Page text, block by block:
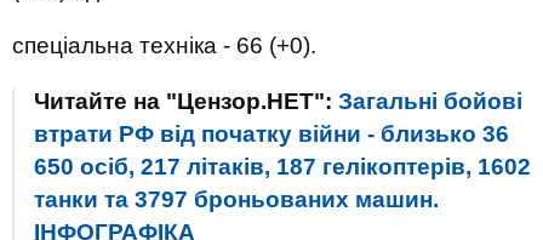
спеціальна техніка - 66 (+0).
Читайте на "Цензор.НЕТ": Загальні бойові
втрати РФ від початку війни - близько 36
650 осіб, 217 літаків, 187 гелікоптерів, 1602
танки та 3797 броньованих машин.
ІНФОГРАФІКА